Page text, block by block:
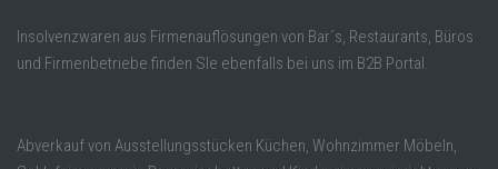
Insolvenzwaren aus Firmenauflösungen von Bar´s, Restaurants, Büros
und Firmenbetriebe finden SIe ebenfalls bei uns im B2B Portal.
Abverkauf von Ausstellungsstücken Küchen, Wohnzimmer Möbeln,